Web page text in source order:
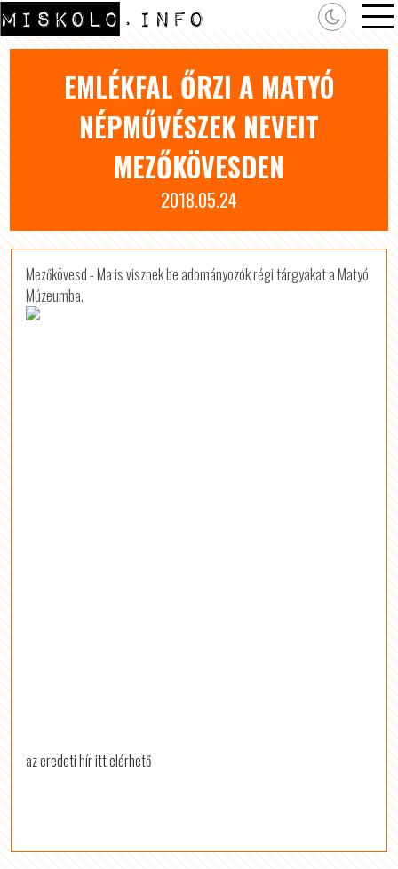
EMLÉKFAL ŐRZI A MATYÓ
NÉPMŰVÉSZEK NEVEIT
MEZŐKÖVESDEN
2018.05.24
Mezőkövesd - Ma is visznek be adományozók régi tárgyakat a Matyó
Múzeumba.
az eredeti hír itt elérhető